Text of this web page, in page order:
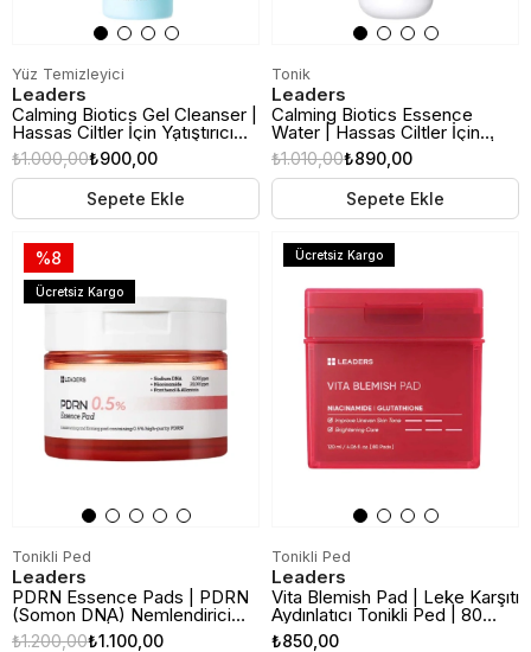
Yüz Temizleyici
Leaders
Calming Biotics Gel Cleanser |
Hassas Ciltler İçin Yatıştırıcı
Yüz Temizleme Jeli | 200ml
₺900,00
₺1.000,00
Sepete Ekle
Tonik
Leaders
Calming Biotics Essence
Water | Hassas Ciltler İçin
Yatıştırıcı Tonik & Essence |
150ml ₺890,00
₺1.010,00
Sepete Ekle
Tonikli Ped
Leaders
PDRN Essence Pads | PDRN
(Somon DNA) Nemlendirici
Tonikli Ped | 70 Adet
₺1.100,00
₺1.200,00
%8
Ücretsiz Kargo
Tonikli Ped
Leaders
Vita Blemish Pad | Leke Karşıtı
Aydınlatıcı Tonikli Ped | 80
Adet
₺850,00
Ücretsiz Kargo